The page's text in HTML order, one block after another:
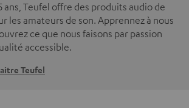
ans, Teufel offre des produits audio de
les amateurs de son. Apprennez à nous
ce que nous faisons par passion
accessible.
Teufel